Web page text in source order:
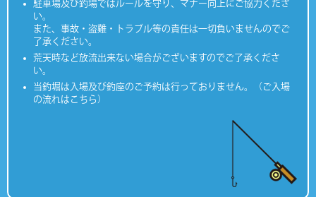
駐車場及び釣場ではルールを守り、マナー向上にご協力くださ
い。
また、事故・盗難・トラブル等の責任は一切負いませんのでご
了承ください。
荒天時など放流出来ない場合がございますのでご了承くださ
い。
当釣堀は入場及び釣座のご予約は行っておりません。（ご入場
の流れはこちら）